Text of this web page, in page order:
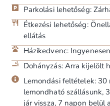
Parkolási lehetőség:
Étkezési lehetőség:
ellátás
Házikedvenc:
Dohányzás: Arra kijelölt
Lemondási feltételek:
lemondható szállásunk,
jár vissza, 7 napon belül